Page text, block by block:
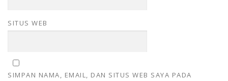
SITUS WEB
SIMPAN NAMA, EMAIL, DAN SITUS WEB SAYA PADA